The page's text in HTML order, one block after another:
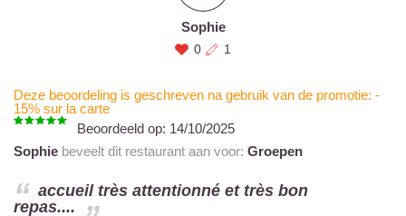
Sophie
0 1
Deze beoordeling is geschreven na gebruik van de promotie: -
15% sur la carte
Beoordeeld op: 14/10/2025
Sophie beveelt dit restaurant aan voor: Groepen
accueil très attentionné et très bon
repas....